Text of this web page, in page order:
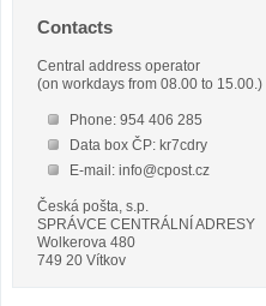
Contacts
Central address operator
(on workdays from 08.00 to 15.00.)
Phone: 954 406 285
Data box ČP: kr7cdry
E-mail: info@cpost.cz
Česká pošta, s.p.
SPRÁVCE CENTRÁLNÍ ADRESY
Wolkerova 480
749 20 Vítkov